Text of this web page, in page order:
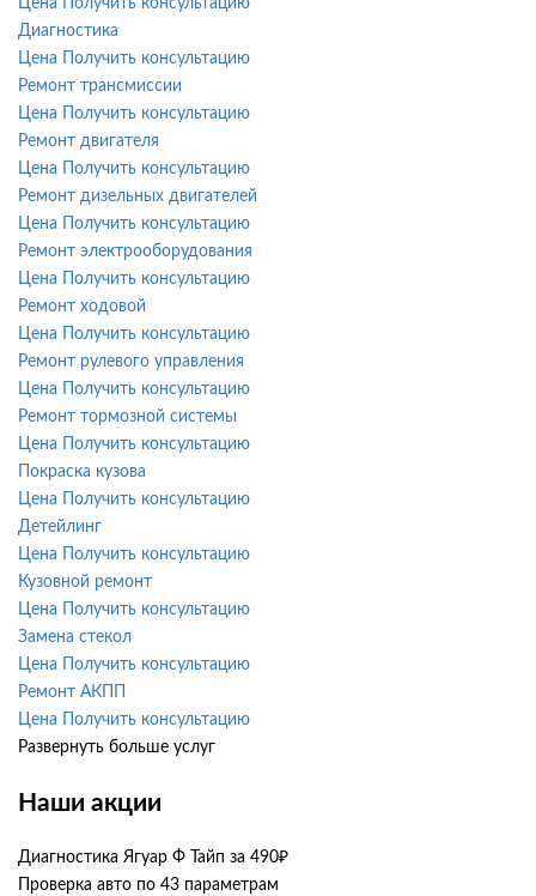
Цена
Получить консультацию
Диагностика
Цена
Получить консультацию
Ремонт трансмиссии
Цена
Получить консультацию
Ремонт двигателя
Цена
Получить консультацию
Ремонт дизельных двигателей
Цена
Получить консультацию
Ремонт электрооборудования
Цена
Получить консультацию
Ремонт ходовой
Цена
Получить консультацию
Ремонт рулевого управления
Цена
Получить консультацию
Ремонт тормозной системы
Цена
Получить консультацию
Покраска кузова
Цена
Получить консультацию
Детейлинг
Цена
Получить консультацию
Кузовной ремонт
Цена
Получить консультацию
Замена стекол
Цена
Получить консультацию
Ремонт АКПП
Цена
Получить консультацию
Развернуть больше услуг
Наши акции
Диагностика Ягуар Ф Тайп за 490₽
Проверка авто по 43 параметрам